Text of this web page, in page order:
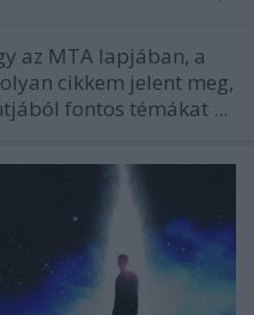
az MTA lapjában, a
cikkem jelent meg,
fontos témákat ...